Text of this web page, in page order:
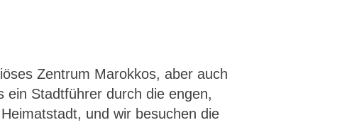
Zentrum Marokkos, aber auch
ein Stadtführer durch die engen,
und wir besuchen die